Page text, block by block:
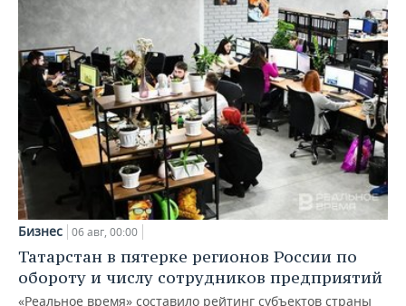
Бизнес 06 авг, 00:00
Татарстан в пятерке регионов России по
обороту и числу сотрудников предприятий
«Реальное время» составило рейтинг субъектов страны